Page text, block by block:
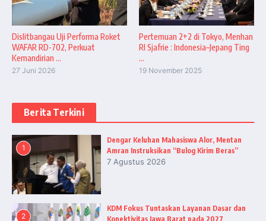
Dislitbangau Uji Performa Roket
WAFAR RD-702, Perkuat
Kemandirian ...
27 Juni 2026
Pertemuan 2+2 di Tokyo, Menhan
RI Sjafrie : Indonesia–Jepang Ting
...
19 November 2025
Berita Terkini
1
Dengar Keluhan Mahasiswa Alor, Mentan
Amran Instruksikan “Bulog Kirim Beras”
7 Agustus 2026
2
KDM Fokus Tuntaskan Layanan Dasar dan
Konektivitas Jawa Barat pada 2027